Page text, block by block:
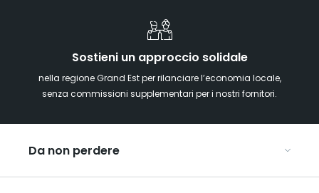
Sostieni un approccio solidale
nella regione Grand Est per rilanciare l’economia locale,
senza commissioni supplementari per i nostri fornitori.
Da non perdere